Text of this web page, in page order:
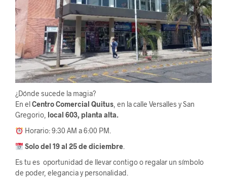
¿Dónde sucede la magia?
En elCentro Comercial Quitus , en la calle Versalles y San
Gregorio, local 603, planta alta.
Horario: 9:30 AM a 6:00 PM.
Solo del 19 al 25 de diciembre.
Es tu es oportunidad de llevar contigo o regalar un símbolo
de poder, elegancia y personalidad.